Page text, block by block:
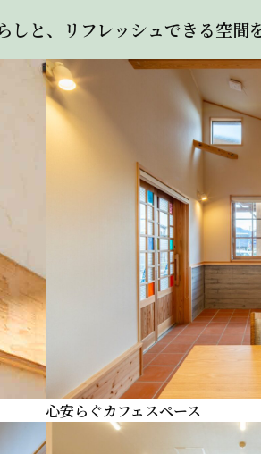
しと、リフレッシュできる空間
心安らぐカフェスペース